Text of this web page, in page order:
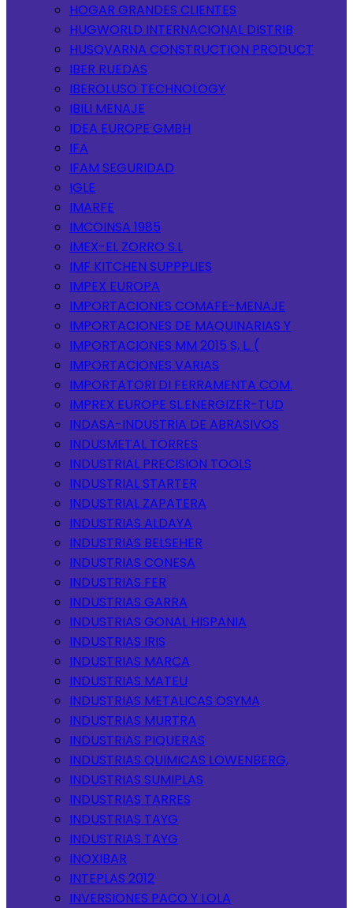
HOGAR GRANDES CLIENTES
HUGWORLD INTERNACIONAL DISTRIB
HUSQVARNA CONSTRUCTION PRODUCT
IBER RUEDAS
IBEROLUSO TECHNOLOGY
IBILI MENAJE
IDEA EUROPE GMBH
IFA
IFAM SEGURIDAD
IGLE
IMARFE
IMCOINSA 1985
IMEX-EL ZORRO S.L
IMF KITCHEN SUPPPLIES
IMPEX EUROPA
IMPORTACIONES COMAFE-MENAJE
IMPORTACIONES DE MAQUINARIAS Y
IMPORTACIONES MM 2015 S, L. (
IMPORTACIONES VARIAS
IMPORTATORI DI FERRAMENTA COM.
IMPREX EUROPE SL.ENERGIZER-TUD
INDASA-INDUSTRIA DE ABRASIVOS
INDUSMETAL TORRES
INDUSTRIAL PRECISION TOOLS
INDUSTRIAL STARTER
INDUSTRIAL ZAPATERA
INDUSTRIAS ALDAYA
INDUSTRIAS BELSEHER
INDUSTRIAS CONESA
INDUSTRIAS FER
INDUSTRIAS GARRA
INDUSTRIAS GONAL HISPANIA
INDUSTRIAS IRIS
INDUSTRIAS MARCA
INDUSTRIAS MATEU
INDUSTRIAS METALICAS OSYMA
INDUSTRIAS MURTRA
INDUSTRIAS PIQUERAS
INDUSTRIAS QUIMICAS LOWENBERG,
INDUSTRIAS SUMIPLAS
INDUSTRIAS TARRES
INDUSTRIAS TAYG
INDUSTRIAS TAYG
INOXIBAR
INTEPLAS 2012
INVERSIONES PACO Y LOLA